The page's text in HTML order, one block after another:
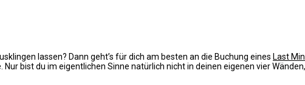
lassen? Dann geht’s für dich am besten an die Buchung eines Last
Nur bist du im eigentlichen Sinne natürlich nicht in deinen eigenen vier